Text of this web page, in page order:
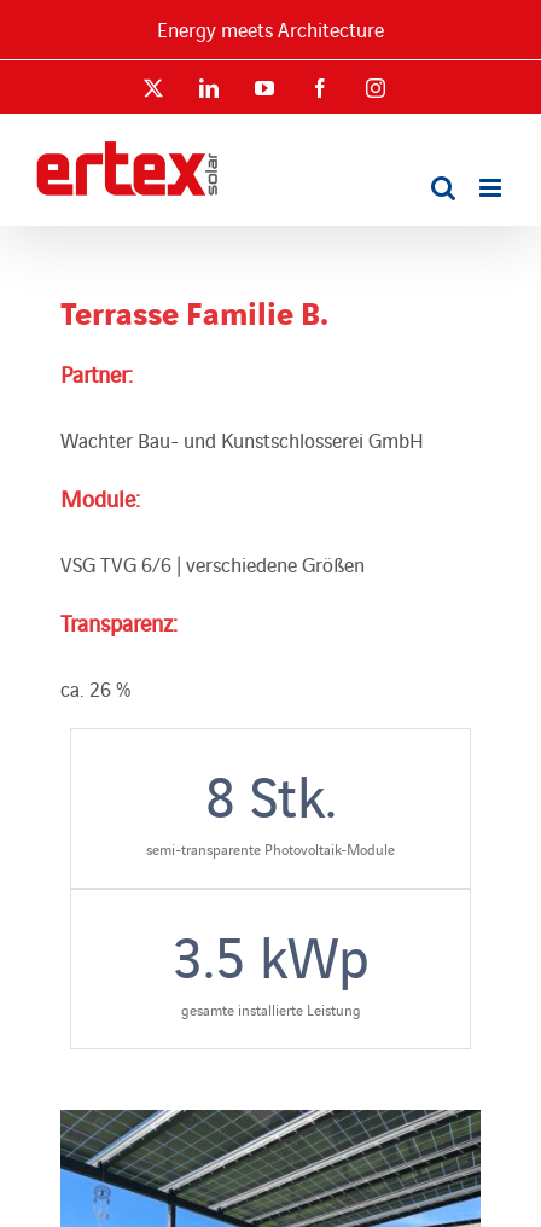
Energy meets Architecture
LinkedInYouTube FacebookInstagram
Terrasse Familie B.
Partner:
Wachter Bau- und Kunstschlosserei GmbH
Module:
VSG TVG 6/6 | verschiedene Größen
Transparenz:
ca. 26 %
8 Stk.
semi-transparente Photovoltaik-Module
3.5 kWp
gesamte installierte Leistung